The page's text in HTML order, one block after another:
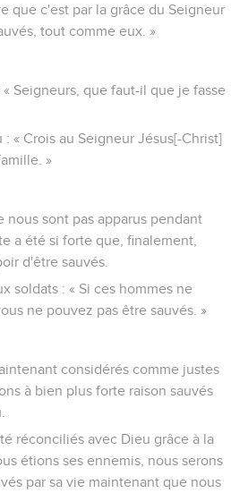
que c'est par la grâce du Seigneur
tout comme eux. »
« Seigneurs, que faut-il que je fasse
« Crois au Seigneur Jésus[-Christ]
»
nous sont pas apparus pendant
a été si forte que, finalement,
d'être sauvés.
soldats : « Si ces hommes ne
ne pouvez pas être sauvés. »
considérés comme justes
à bien plus forte raison sauvés
réconciliés avec Dieu grâce à la
étions ses ennemis, nous serons
par sa vie maintenant que nous